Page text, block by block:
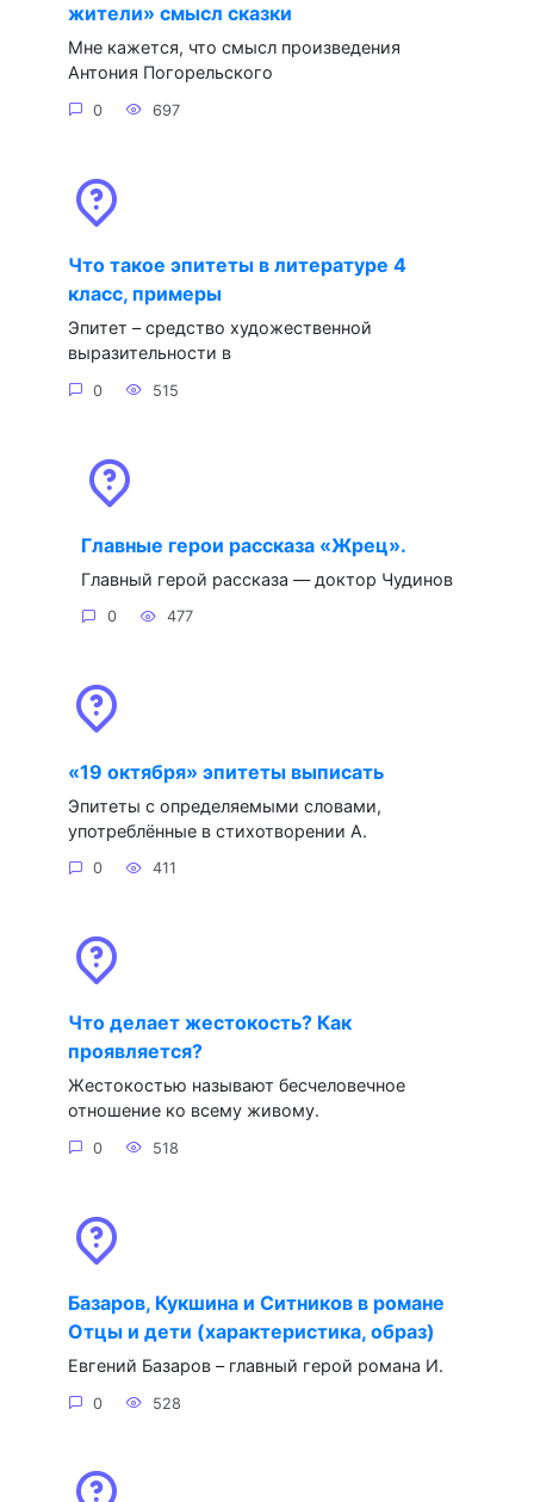
жители» смысл сказки
Мне кажется, что смысл произведения
Антония Погорельского
0 697
Что такое эпитеты в литературе 4
класс, примеры
Эпитет – средство художественной
выразительности в
0 515
Главные герои рассказа «Жрец».
Главный герой рассказа — доктор Чудинов
0 477
«19 октября» эпитеты выписать
Эпитеты с определяемыми словами,
употреблённые в стихотворении А.
0 411
Что делает жестокость? Как
проявляется?
Жестокостью называют бесчеловечное
отношение ко всему живому.
0 518
Базаров, Кукшина и Ситников в романе
Отцы и дети (характеристика, образ)
Евгений Базаров – главный герой романа И.
0 528